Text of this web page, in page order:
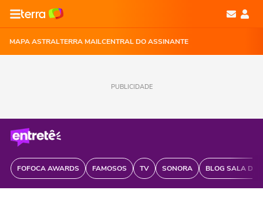
MAPA ASTRALTERRA MAILCENTRAL DO ASSINANTE
PUBLICIDADE
FOFOCA AWARDS FAMOSOS TV SONORA BLOG SALA DE